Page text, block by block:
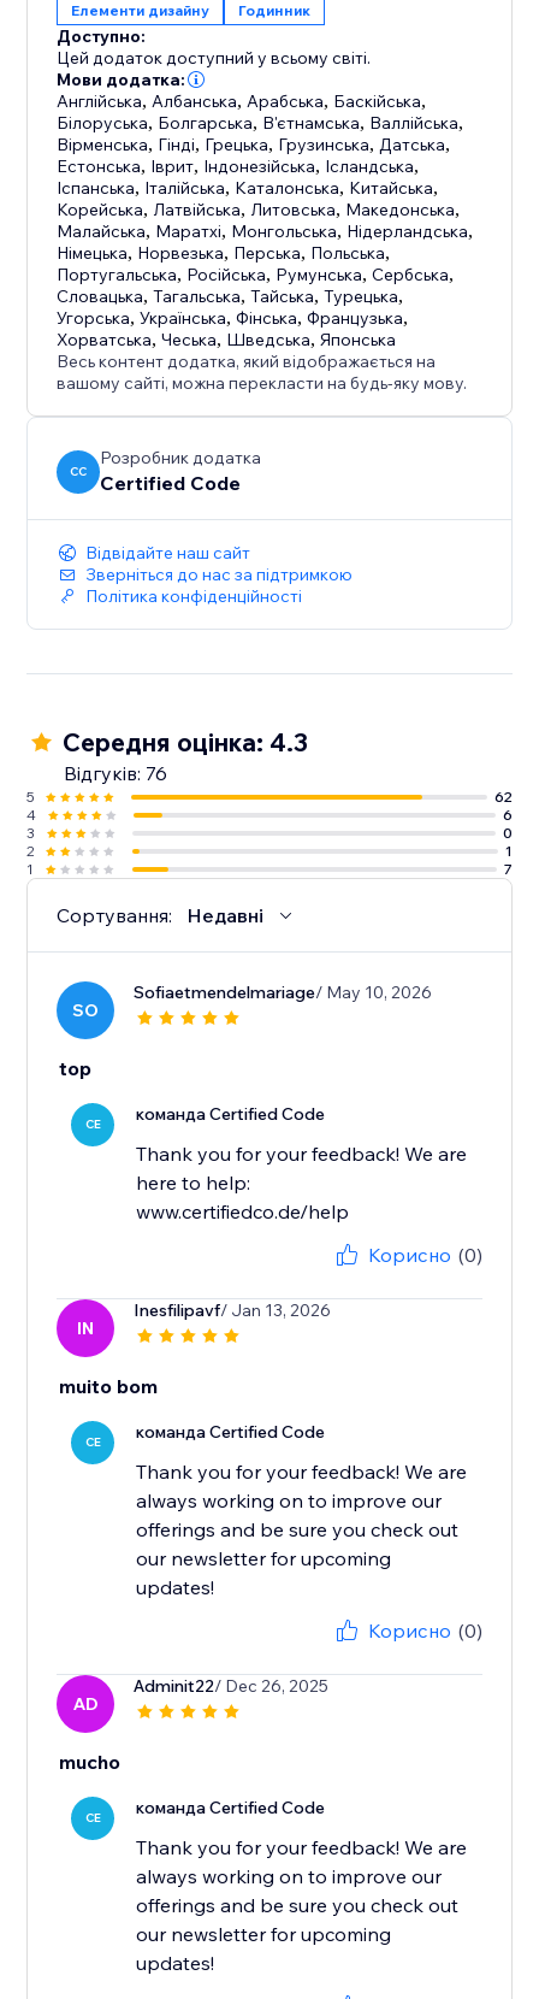
Елементи дизайну Годинник
Доступно:
Цей додаток доступний у всьому світі.
Мови додатка:
Англійська, Албанська, Арабська, Баскійська,
Білоруська, Болгарська, В'єтнамська, Валлійська,
Вірменська, Гінді, Грецька, Грузинська, Датська,
Естонська, Іврит, Індонезійська, Ісландська,
Іспанська, Італійська, Каталонська, Китайська,
Корейська, Латвійська, Литовська, Македонська,
Малайська, Маратхі, Монгольська, Нідерландська,
Німецька, Норвезька, Перська, Польська,
Португальська, Російська, Румунська,Сербська,
Словацька,Тагальська,Тайська,Турецька,
Угорська,Українська,Фінська,Французька,
Хорватська,Чеська, Шведська,Японська
Весь контент додатка, який відображається на
вашому сайті, можна перекласти на будь-яку мову.
CC
Розробник додатка
Certified Code
Відвідайте наш сайт
Зверніться до нас за підтримкою
Політика конфіденційності
Середня оцінка: 4.3
Відгуків: 76
5
62
4
6
3
0
2
1
1
7
Сортування: Недавні
SO
Sofiaetmendelmariage/ May 10, 2026
top
CE команда Certified Code
Thank you for your feedback! We are
here to help:
www.certifiedco.de/help
Корисно (0)
IN
Inesfilipavf/ Jan 13, 2026
muito bom
CE команда Certified Code
Thank you for your feedback! We are
always working on to improve our
offerings and be sure you check out
our newsletter for upcoming
updates!
Корисно (0)
AD
Adminit22/ Dec 26, 2025
mucho
CE команда Certified Code
Thank you for your feedback! We are
always working on to improve our
offerings and be sure you check out
our newsletter for upcoming
updates!